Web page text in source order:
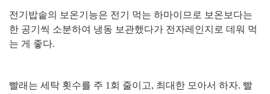
전기밥솥의 보온기능은 전기 먹는 하마이므로 보온보다는
한 공기씩 소분하여 냉동 보관했다가 전자레인지로 데워 먹
는 게 좋다.
빨래는 세탁 횟수를 주 1 회 줄이고, 최대한 모아서 하자. 빨